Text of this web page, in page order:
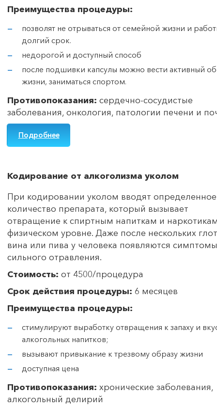
Преимущества процедуры:
позволят не отрываться от семейной жизни и
долгий срок.
недорогой и доступный способ
после подшивки капсулы можно вести активный
жизни, заниматься спортом.
Противопоказания: сердечно-сосудистые
заболевания, онкология, патологии печени и
Подробнее
Кодирование от алкоголизма уколом
При кодировании уколом вводят определенное
количество препарата, который вызывает
отвращение к спиртным напиткам и
физическом уровне. Даже после нескольких
вина или пива у человека появляются симптомы
сильного отравления.
Стоимость: от 4500/процедура
Срок действия процедуры: 6 месяцев
Преимущества процедуры:
стимулируют выработку отвращения к запаху и
алкогольных напитков;
вызывают привыкание к трезвому образу жизни
доступная цена
Противопоказания: хронические заболевания,
алкогольный делирий